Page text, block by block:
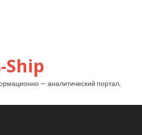
Ship
— аналитический портал.